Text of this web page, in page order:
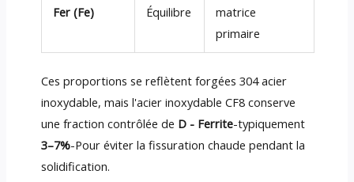
Fer (Fe) Équilibre
matrice
primaire
Ces proportions se reflètent forgées 304 acier
inoxydable, mais l'acier inoxydable CF8 conserve
une fraction contrôlée de D - Ferrite-typiquement
3–7%-Pour éviter la fissuration chaude pendant la
solidification.